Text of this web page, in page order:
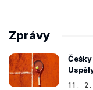
Zprávy
11. 2.